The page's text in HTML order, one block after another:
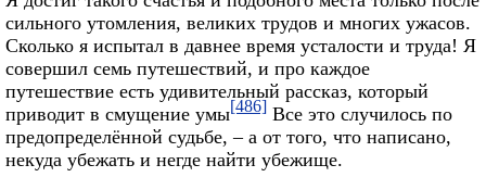
сильного утомления, великих трудов и многих ужасов.
Сколько я испытал в давнее время усталости и труда! Я
совершил семь путешествий, и про каждое
путешествие есть удивительный рассказ, который
приводит в смущение умы[486] Все это случилось по
предопределённой судьбе, – а от того, что написано,
некуда убежать и негде найти убежище.